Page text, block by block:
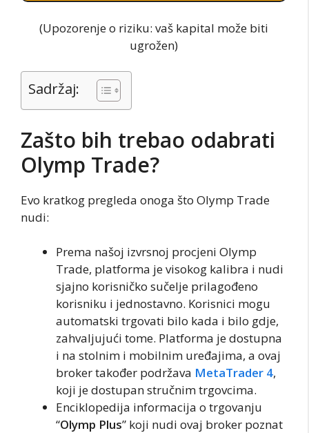
(Upozorenje o riziku: vaš kapital može biti
ugrožen)
Sadržaj:
Zašto bih trebao odabrati
Olymp Trade?
Evo kratkog pregleda onoga što Olymp Trade
nudi:
Prema našoj izvrsnoj procjeni Olymp
Trade, platforma je visokog kalibra i nudi
sjajno korisničko sučelje prilagođeno
korisniku i jednostavno. Korisnici mogu
automatski trgovati bilo kada i bilo gdje,
zahvaljujući tome. Platforma je dostupna
i na stolnim i mobilnim uređajima, a ovaj
broker također podržava MetaTrader 4,
koji je dostupan stručnim trgovcima.
Enciklopedija informacija o trgovanju
“Olymp Plus” koji nudi ovaj broker poznat